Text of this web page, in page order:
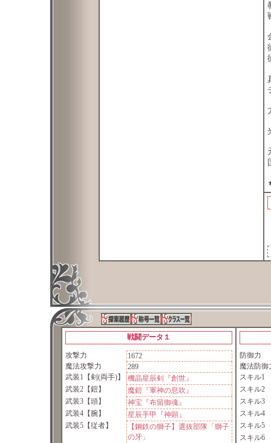
戦闘データ１
攻撃力
1672
魔法攻撃力
289
武装1 【剣(両手)】
機晶星辰剣『創世』
武装2 【鎧】
魔鎧『軍神の息吹』
武装3 【頭】
神宝『布留御魂』
武装4 【腕】
星辰手甲『神顕』
武装5 【従者】
【鋼鉄の獅子】選抜部隊「獅子
の牙」
防御力
魔法防御
スキル1
スキル2
スキル3
スキル4
スキル5
スキル6